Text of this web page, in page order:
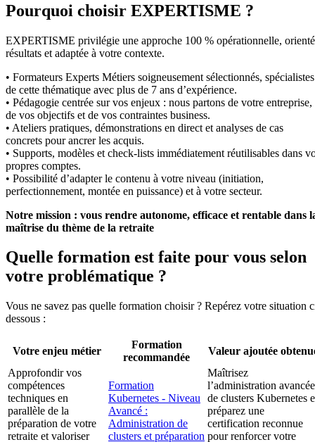
Pourquoi choisir EXPERTISME ?
EXPERTISME privilégie une approche 100 % opérationnelle,
résultats et adaptée à votre contexte.
• Formateurs Experts Métiers soigneusement sélectionnés, spécialistes
de cette thématique avec plus de 7 ans d’expérience.
• Pédagogie centrée sur vos enjeux : nous partons de votre entreprise,
de vos objectifs et de vos contraintes business.
• Ateliers pratiques, démonstrations en direct et analyses de cas
concrets pour ancrer les acquis.
• Supports, modèles et check-lists immédiatement réutilisables dans
propres comptes.
• Possibilité d’adapter le contenu à votre niveau (initiation,
perfectionnement, montée en puissance) et à votre secteur.
Notre mission : vous rendre autonome, efficace et rentable dans
maîtrise du thème de la retraite
Quelle formation est faite pour vous selon
votre problématique ?
Vous ne savez pas quelle formation choisir ? Repérez votre situation
dessous :
Votre enjeu métier
Formation
recommandée
Valeur ajoutée
Approfondir vos
compétences
techniques en
parallèle de la
préparation de votre
retraite et valoriser
Formation
Kubernetes - Niveau
Avancé :
Administration de
clusters et préparation
Maîtrisez
l’administration avancée
de clusters Kubernetes
préparez une
certification reconnue
pour renforcer votre